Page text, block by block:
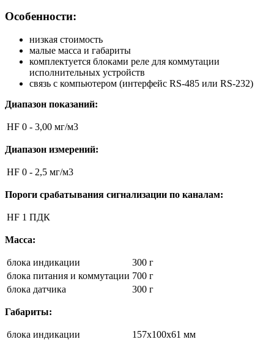
Особенности:
низкая стоимость
малые масса и габариты
комплектуется блоками реле для коммутации
исполнительных устройств
связь с компьютером (интерфейс RS-485 или RS-232)
Диапазон показаний:
HF 0 - 3,00 мг/м3
Диапазон измерений:
HF 0 - 2,5 мг/м3
Пороги срабатывания сигнализации по каналам:
HF 1 ПДК
Масса:
блока индикации
300 г
блока питания и коммутации 700 г
блока датчика
300 г
Габариты:
блока индикации
157x100x61 мм